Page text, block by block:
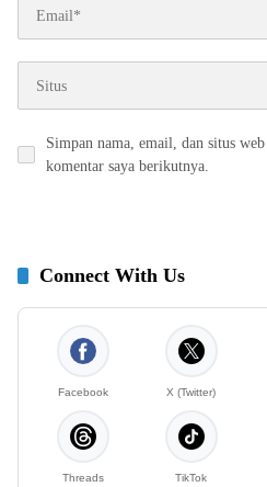
Simpan nama, email, dan situs
komentar saya berikutnya.
Connect With Us
Facebook X (Twitter)
Threads TikTok